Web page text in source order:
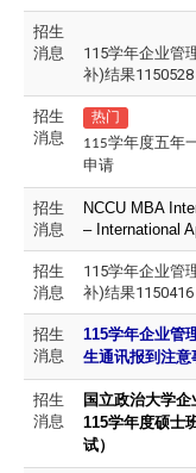
招生
消息
115学年企业管
补)结果1150528
招生
消息
热门
115学年度五年
申请
招生
消息
NCCU MBA
– International
招生
消息
115学年企业管
补)结果1150416
招生
消息
115学年企业管
生通讯报到注意
招生
消息
国立政治大学企
115学年度硕士
试）